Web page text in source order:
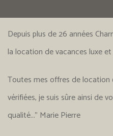
Depuis plus de 26 années
la location de vacances luxe
Toutes mes offres de
vérifiées, je suis sûre ainsi de
qualité..." Marie Pierre